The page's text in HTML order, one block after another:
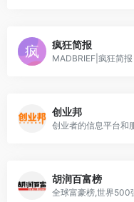
疯狂简报
MADBRIEF|疯狂简
创业邦
创业者的信息平台和
胡润百富榜
全球富豪榜,世界500